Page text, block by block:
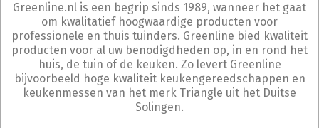
Menu
Greenline.nl is een begrip sinds 1989, wanneer het gaat
om kwalitatief hoogwaardige producten voor
professionele en thuis tuinders. Greenline bied kwaliteit
producten voor al uw benodigdheden op, in en rond het
huis, de tuin of de keuken. Zo levert Greenline
bijvoorbeeld hoge kwaliteit keukengereedschappen en
keukenmessen van het merk Triangle uit het Duitse
Solingen.